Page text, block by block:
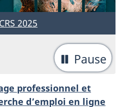
Pause
2025
professionnel et
d’emploi en ligne